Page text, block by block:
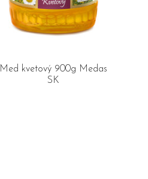
Med kvetový 900g Medas
SK